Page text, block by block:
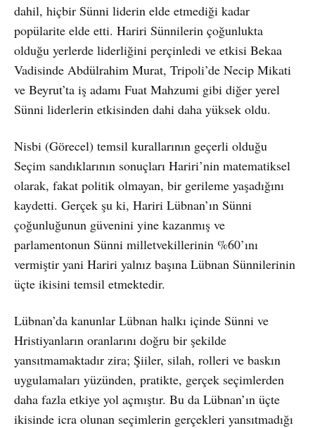
dahil, hiçbir Sünni liderin elde etmediği kadar
popülarite elde etti. Hariri Sünnilerin çoğunlukta
olduğu yerlerde liderliğini perçinledi ve etkisi Bekaa
Vadisinde Abdülrahim Murat, Tripoli’de Necip Mikati
ve Beyrut’ta iş adamı Fuat Mahzumi gibi diğer yerel
Sünni liderlerin etkisinden dahi daha yüksek oldu.
Nisbi (Görecel) temsil kurallarının geçerli olduğu
Seçim sandıklarının sonuçları Hariri’nin matematiksel
olarak, fakat politik olmayan, bir gerileme yaşadığını
kaydetti. Gerçek şu ki, Hariri Lübnan’ın Sünni
çoğunluğunun güvenini yine kazanmış ve
parlamentonun Sünni milletvekillerinin %60’ını
vermiştir yani Hariri yalnız başına Lübnan Sünnilerinin
üçte ikisini temsil etmektedir.
Lübnan’da kanunlar Lübnan halkı içinde Sünni ve
Hristiyanların oranlarını doğru bir şekilde
yansıtmamaktadır zira; Şiiler, silah, rolleri ve baskın
uygulamaları yüzünden, pratikte, gerçek seçimlerden
daha fazla etkiye yol açmıştır. Bu da Lübnan’ın üçte
ikisinde icra olunan seçimlerin gerçekleri yansıtmadığı